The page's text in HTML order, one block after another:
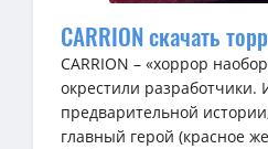
CARRION скачать
CARRION – «хоррор
окрестили разработчики.
предварительной
главный герой (красное